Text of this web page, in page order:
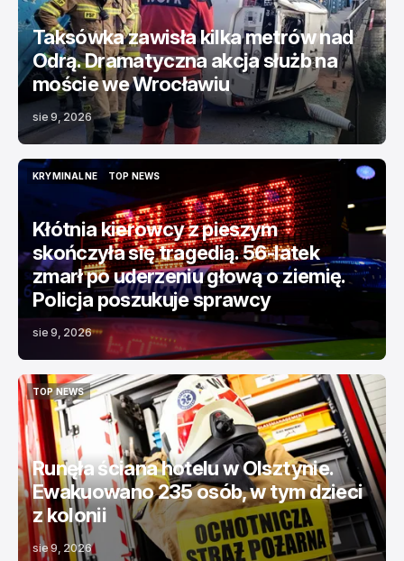
Taksówka zawisła kilka metrów nad
Odrą. Dramatyczna akcja służb na
moście we Wrocławiu
sie 9, 2026
KRYMINALNE
KRYMINALNE
TOP NEWS
TOP NEWS
Kłótnia kierowcy z pieszym
skończyła się tragedią. 56-latek
zmarł po uderzeniu głową o ziemię.
Policja poszukuje sprawcy
sie 9, 2026
TOP NEWS
TOP NEWS
Runęła ściana hotelu w Olsztynie.
Ewakuowano 235 osób, w tym dzieci
z kolonii
sie 9, 2026